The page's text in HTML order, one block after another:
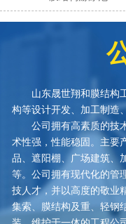
山东晟世翔和膜结构工
构等设计开发、加工制造
公司拥有高素质的技术
术性强，性能稳固。主要
品、遮阳棚、广场建筑、
等。公司拥有现代化的管
技人才，并以高度的敬业
集索、膜结构及重、轻钢